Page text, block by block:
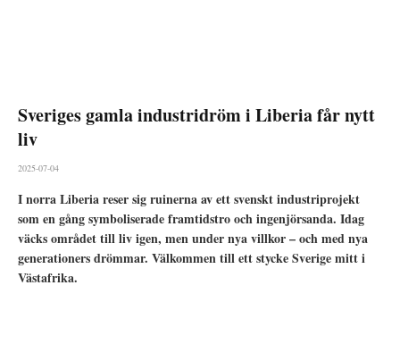
Sveriges gamla industridröm i Liberia får nytt
liv
2025-07-04
I norra Liberia reser sig ruinerna av ett svenskt industriprojekt
som en gång symboliserade framtidstro och ingenjörsanda. Idag
väcks området till liv igen, men under nya villkor – och med nya
generationers drömmar. Välkommen till ett stycke Sverige mitt i
Västafrika.